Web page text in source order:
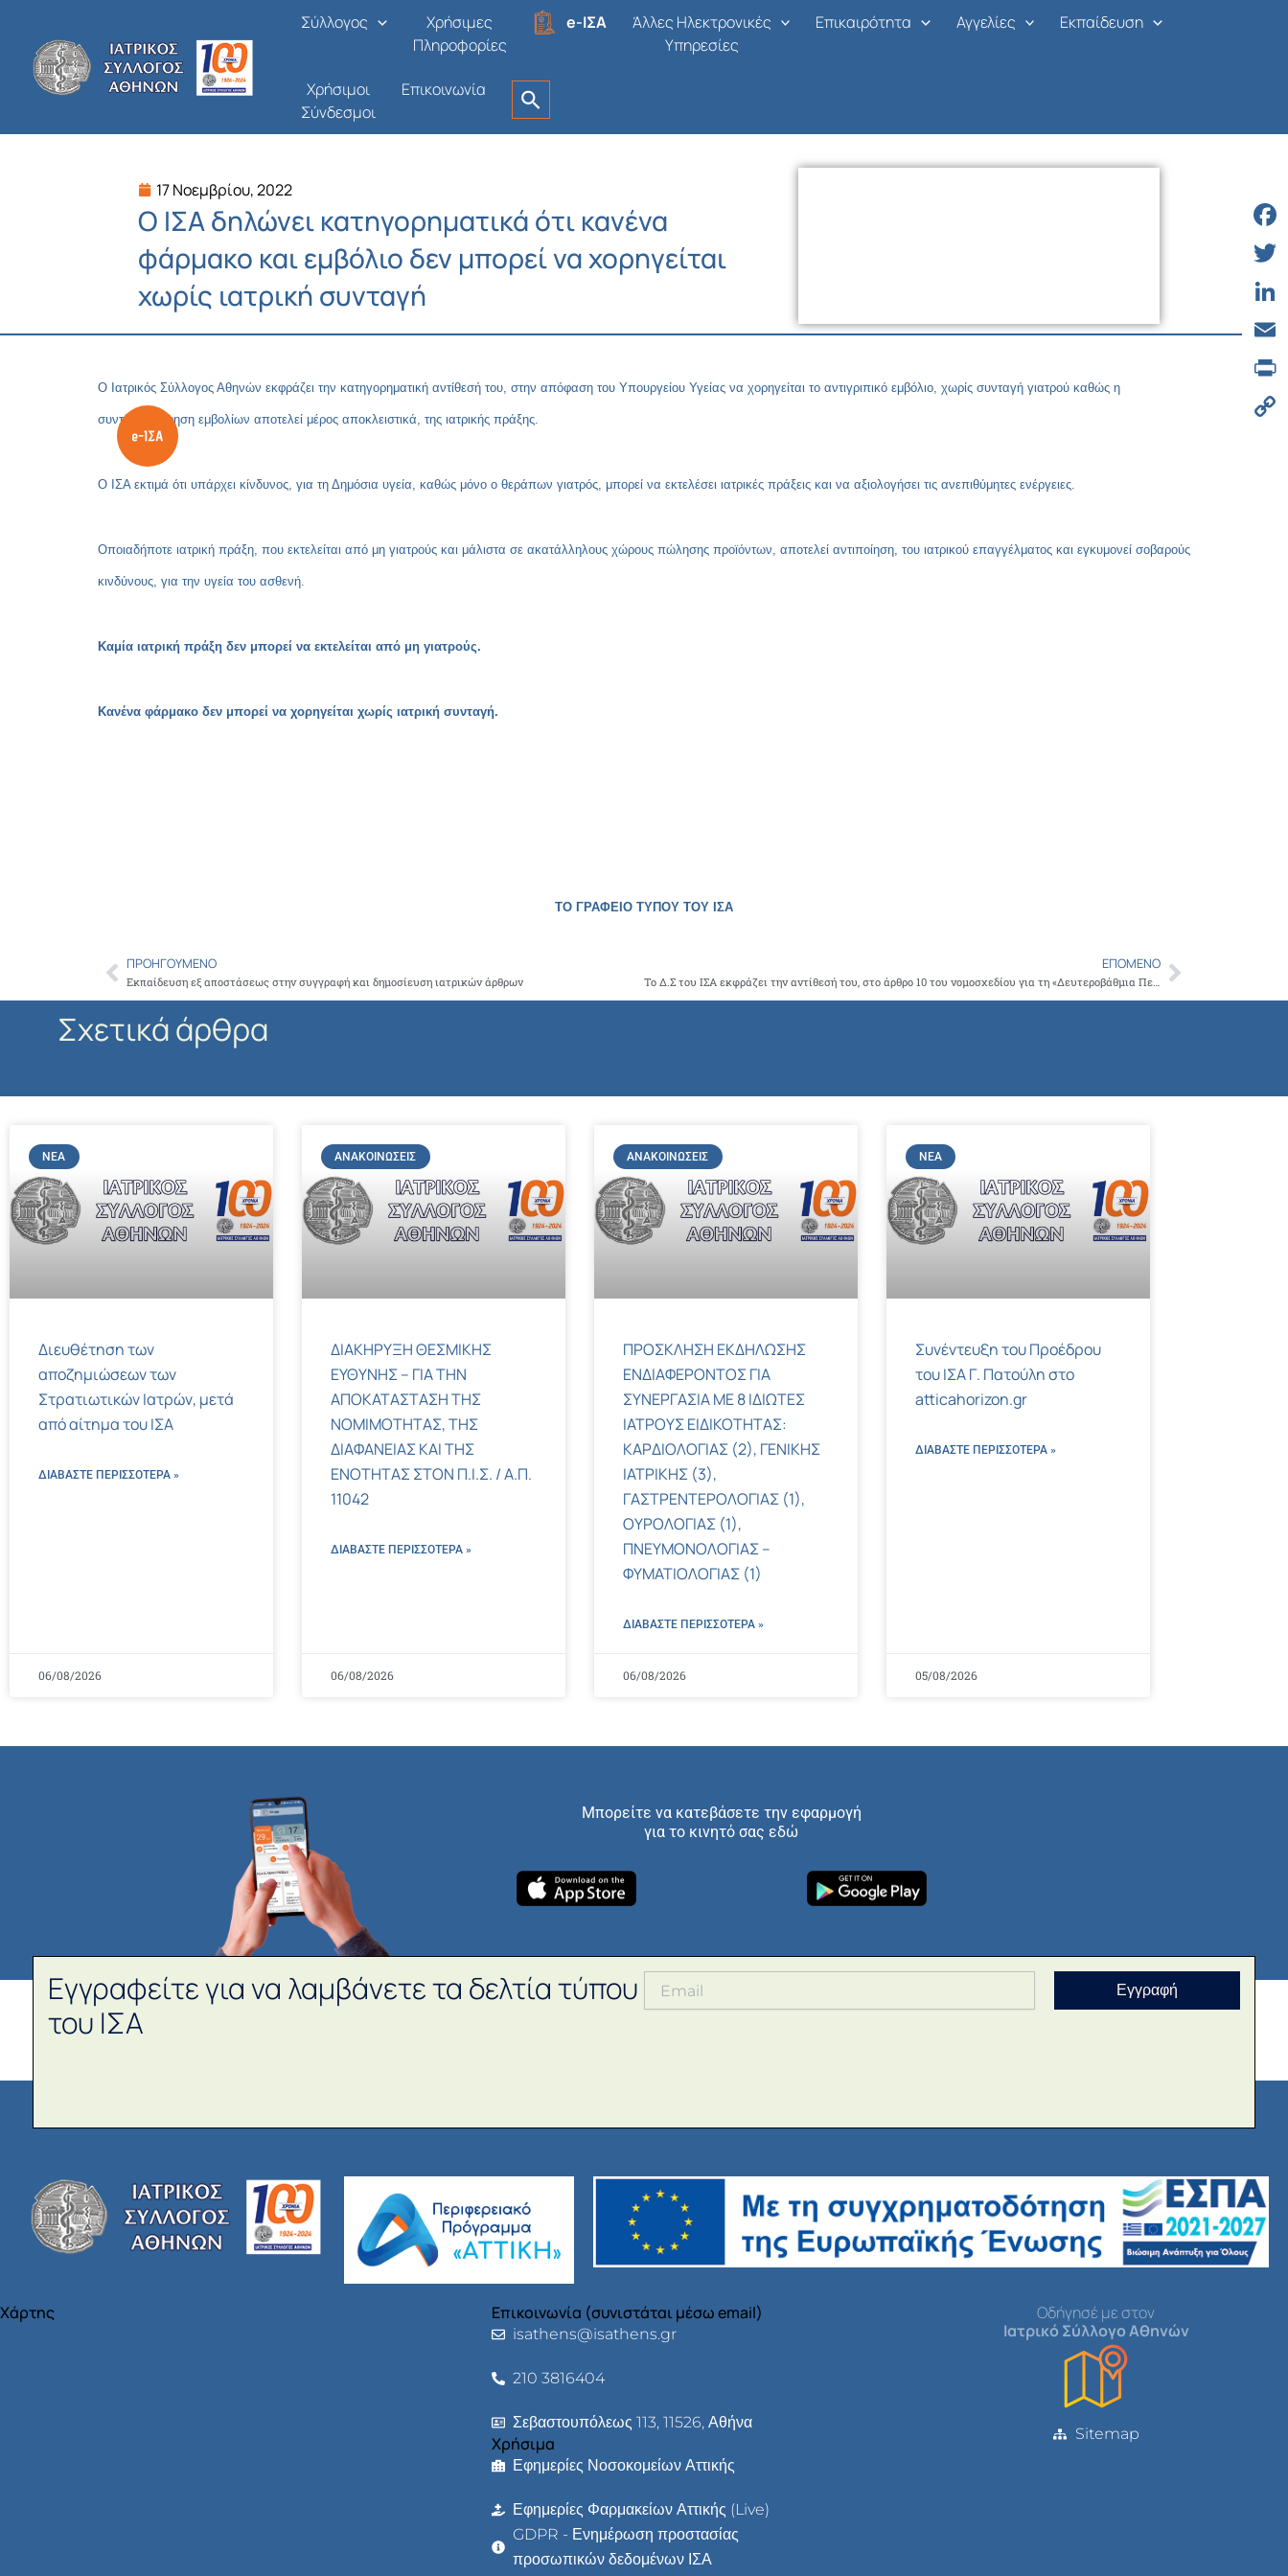
περιεχόμενο
Σύλλογος
Χρήσιμες
Πληροφορίες
e-ΙΣΑ
Άλλες Ηλεκτρονικές
Υπηρεσίες
Επικαιρότητα Αγγελίες Εκπαίδευση
Χρήσιμοι
Σύνδεσμοι
Επικοινωνία
17 Νοεμβρίου, 2022
Ο ΙΣΑ δηλώνει κατηγορηματικά ότι κανένα
φάρμακο και εμβόλιο δεν μπορεί να χορηγείται
χωρίς ιατρική συνταγή
Ο Ιατρικός Σύλλογος Αθηνών εκφράζει την κατηγορηματική αντίθεσή του, στην απόφαση του Υπουργείου Υγείας να χορηγείται το αντιγριπικό εμβόλιο, χωρίς συνταγή γιατρού καθώς η
συνταγογράφηση εμβολίων αποτελεί μέρος αποκλειστικά, της ιατρικής πράξης.
Ο ΙΣΑ εκτιμά ότι υπάρχει κίνδυνος, για τη Δημόσια υγεία, καθώς μόνο ο θεράπων γιατρός, μπορεί να εκτελέσει ιατρικές πράξεις και να αξιολογήσει τις ανεπιθύμητες ενέργειες.
Οποιαδήποτε ιατρική πράξη, που εκτελείται από μη γιατρούς και μάλιστα σε ακατάλληλους χώρους πώλησης προϊόντων, αποτελεί αντιποίηση, του ιατρικού επαγγέλματος και εγκυμονεί σοβαρούς
κινδύνους, για την υγεία του ασθενή.
Καμία ιατρική πράξη δεν μπορεί να εκτελείται από μη γιατρούς.
Κανένα φάρμακο δεν μπορεί να χορηγείται χωρίς ιατρική συνταγή.
ΤΟ ΓΡΑΦΕΙΟ ΤΥΠΟΥ ΤΟΥ ΙΣΑ
Prev
ΠΡΟΗΓΟΎΜΕΝΟ
Εκπαίδευση εξ αποστάσεως στην συγγραφή και δημοσίευση ιατρικών άρθρων
ΕΠΌΜΕΝΟ
Το Δ.Σ του ΙΣΑ εκφράζει την αντίθεσή του, στο άρθρο 10 του νομοσχεδίου για τη «Δευτεροβάθμια Περίθαλψη, Ιατρική Εκπαίδευση και λοιπές διατάξεις»Next
Σχετικά άρθρα
ΝΈΑ
Διευθέτηση των
αποζημιώσεων των
Στρατιωτικών Ιατρών, μετά
από αίτημα του ΙΣΑ
ΔΙΑΒΑΣΤΕ ΠΕΡΙΣΣΌΤΕΡΑ »
06/08/2026
ΑΝΑΚΟΙΝΏΣΕΙΣ
ΔΙΑΚΗΡΥΞΗ ΘΕΣΜΙΚΗΣ
ΕΥΘΥΝΗΣ – ΓΙΑ ΤΗΝ
ΑΠΟΚΑΤΑΣΤΑΣΗ ΤΗΣ
ΝΟΜΙΜΟΤΗΤΑΣ, ΤΗΣ
ΔΙΑΦΑΝΕΙΑΣ ΚΑΙ ΤΗΣ
ΕΝΟΤΗΤΑΣ ΣΤΟΝ Π.Ι.Σ. / Α.Π.
11042
ΔΙΑΒΑΣΤΕ ΠΕΡΙΣΣΌΤΕΡΑ »
06/08/2026
ΑΝΑΚΟΙΝΏΣΕΙΣ
ΠΡΟΣΚΛΗΣΗ ΕΚΔΗΛΩΣΗΣ
ΕΝΔΙΑΦΕΡΟΝΤΟΣ ΓΙΑ
ΣΥΝΕΡΓΑΣΙΑ ΜΕ 8 ΙΔΙΩΤΕΣ
ΙΑΤΡΟΥΣ ΕΙΔΙΚΟΤΗΤΑΣ:
ΚΑΡΔΙΟΛΟΓΙΑΣ (2), ΓΕΝΙΚΗΣ
ΙΑΤΡΙΚΗΣ (3),
ΓΑΣΤΡΕΝΤΕΡΟΛΟΓΙΑΣ (1),
ΟΥΡΟΛΟΓΙΑΣ (1),
ΠΝΕΥΜΟΝΟΛΟΓΙΑΣ –
ΦΥΜΑΤΙΟΛΟΓΙΑΣ (1)
ΔΙΑΒΑΣΤΕ ΠΕΡΙΣΣΌΤΕΡΑ »
06/08/2026
ΝΈΑ
Συνέντευξη του Προέδρου
του ΙΣΑ Γ. Πατούλη στο
atticahorizon.gr
ΔΙΑΒΑΣΤΕ ΠΕΡΙΣΣΌΤΕΡΑ »
05/08/2026
Μπορείτε να κατεβάσετε την εφαρμογή
για το κινητό σας εδώ
Εγγραφείτε για να λαμβάνετε τα δελτία τύπου
του ΙΣΑ
Εγγραφή
Χάρτης Επικοινωνία (συνιστάται μέσω email)
isathens@isathens.gr
210 3816404
Σεβαστουπόλεως 113, 11526, Αθήνα
Χρήσιμα
Εφημερίες Νοσοκομείων Αττικής
Εφημερίες Φαρμακείων Αττικής (Live)
GDPR - Ενημέρωση προστασίας
προσωπικών δεδομένων ΙΣΑ
Οδήγησέ με στον
Ιατρικό Σύλλογο Αθηνών
Sitemap
Email
Print